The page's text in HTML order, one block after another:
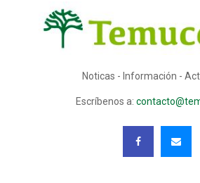
Noticas - Información -
Escríbenos a: